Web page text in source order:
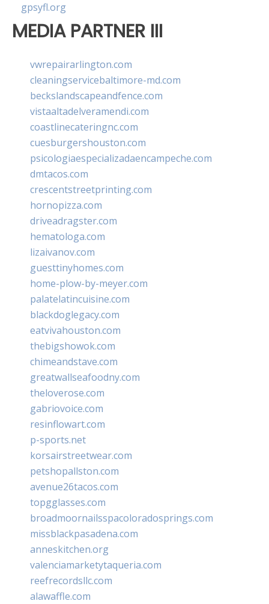
gpsyfl.org
MEDIA PARTNER III
vwrepairarlington.com
cleaningservicebaltimore-md.com
beckslandscapeandfence.com
vistaaltadelveramendi.com
coastlinecateringnc.com
cuesburgershouston.com
psicologiaespecializadaencampeche.com
dmtacos.com
crescentstreetprinting.com
hornopizza.com
driveadragster.com
hematologa.com
lizaivanov.com
guesttinyhomes.com
home-plow-by-meyer.com
palatelatincuisine.com
blackdoglegacy.com
eatvivahouston.com
thebigshowok.com
chimeandstave.com
greatwallseafoodny.com
theloverose.com
gabriovoice.com
resinflowart.com
p-sports.net
korsairstreetwear.com
petshopallston.com
avenue26tacos.com
topgglasses.com
broadmoornailsspacoloradosprings.com
missblackpasadena.com
anneskitchen.org
valenciamarketytaqueria.com
reefrecordsllc.com
alawaffle.com